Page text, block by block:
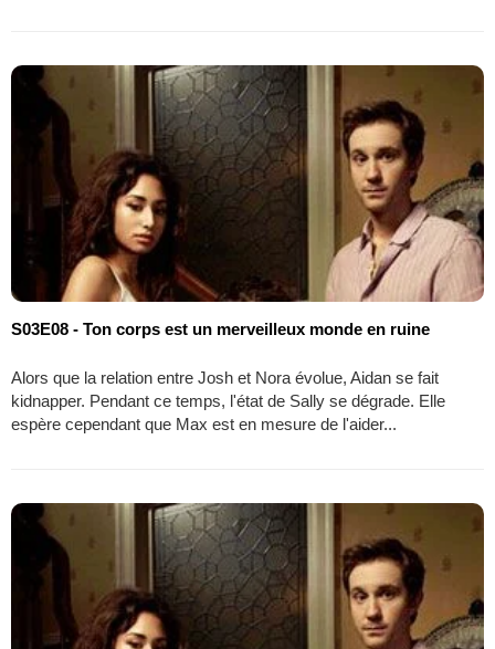
S03E08 - Ton corps est un merveilleux monde en ruine
Alors que la relation entre Josh et Nora évolue, Aidan se fait
kidnapper. Pendant ce temps, l'état de Sally se dégrade. Elle
espère cependant que Max est en mesure de l'aider...